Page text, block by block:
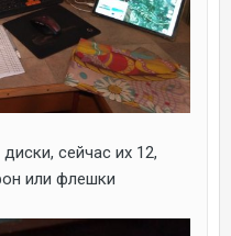
сейчас их 12,
или флешки